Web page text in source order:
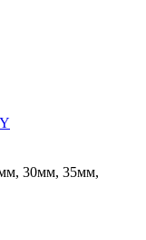
30мм, 35мм,